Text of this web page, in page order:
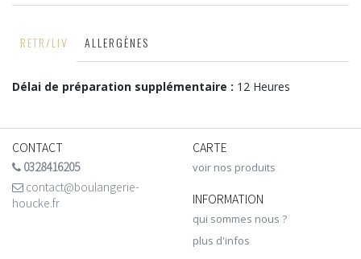
RETR/LIV ALLERGÈNES
Délai de préparation supplémentaire : 12 Heures
CONTACT
0328416205
contact@boulangerie-
houcke.fr
CARTE
voir nos produits
INFORMATION
qui sommes nous ?
plus d'infos